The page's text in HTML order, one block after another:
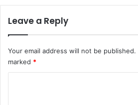
Leave a Reply
Your email address will not be published.
marked *